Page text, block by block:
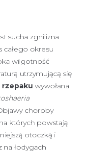
sucha zgnilizna
całego okresu
wilgotność
utrzymującą się
rzepaku wywołana
choroby
których powstają
otoczką i
łodygach